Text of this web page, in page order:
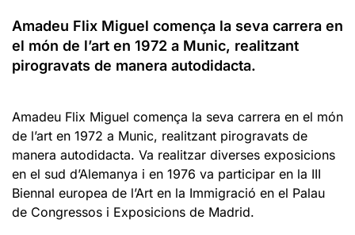
Amadeu Flix Miguel comença la seva carrera en
el món de l’art en 1972 a Munic, realitzant
pirogravats de manera autodidacta.
Amadeu Flix Miguel comença la seva carrera en el món
de l’art en 1972 a Munic, realitzant pirogravats de
manera autodidacta. Va realitzar diverses exposicions
en el sud d’Alemanya i en 1976 va participar en la III
Biennal europea de l’Art en la Immigració en el Palau
de Congressos i Exposicions de Madrid.